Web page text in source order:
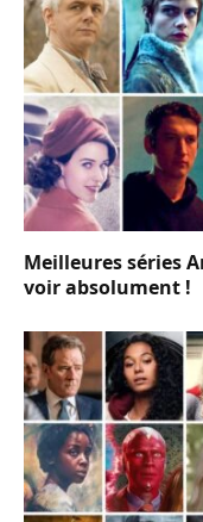
Meilleures séries
voir absolument !